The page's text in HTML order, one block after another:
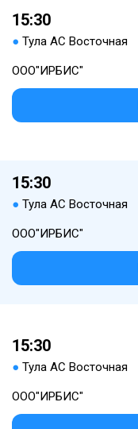
15:30
● Тула АС Восточная
ООО"ИРБИС"
15:30
● Тула АС Восточная
ООО"ИРБИС"
15:30
● Тула АС Восточная
ООО"ИРБИС"